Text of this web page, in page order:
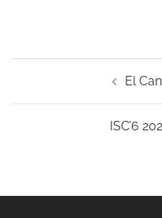
El
ISC’6